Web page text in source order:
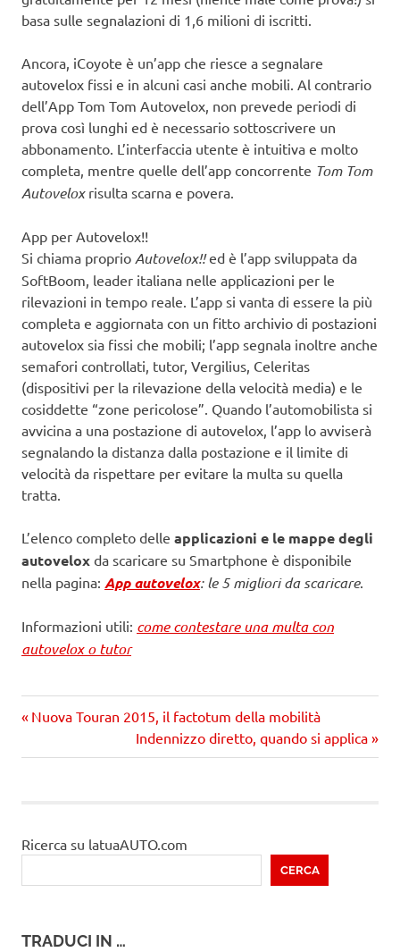
basa sulle segnalazioni di 1,6 milioni di iscritti.
Ancora, iCoyote è un’app che riesce a segnalare
autovelox fissi e in alcuni casi anche mobili. Al contrario
dell’App Tom Tom Autovelox, non prevede periodi di
prova così lunghi ed è necessario sottoscrivere un
abbonamento. L’interfaccia utente è intuitiva e molto
completa, mentre quelle dell’app concorrente Tom Tom
Autovelox risulta scarna e povera.
App per Autovelox!!
Si chiama proprio Autovelox!!ed è l’app sviluppata da
SoftBoom, leader italiana nelle applicazioni per le
rilevazioni in tempo reale. L’app si vanta di essere la più
completa e aggiornata con un fitto archivio di postazioni
autovelox sia fissi che mobili; l’app segnala inoltre anche
semafori controllati, tutor, Vergilius, Celeritas
(dispositivi per la rilevazione della velocità media) e le
cosiddette “zone pericolose”. Quando l’automobilista si
avvicina a una postazione di autovelox, l’app lo avviserà
segnalando la distanza dalla postazione e il limite di
velocità da rispettare per evitare la multa su quella
tratta.
L’elenco completo delle applicazioni e le mappe degli
autovelox da scaricare su Smartphone è disponibile
nella pagina: App autovelox: le 5 migliori da scaricare.
Informazioni utili: come contestare una multa con
autovelox o tutor
Navigazione
articoli
Precedente
Nuova Touran 2015, il factotum della mobilità
Prossimo
articolo
Indennizzo diretto, quando si applica
Ricerca su latuaAUTO.com
CERCA
TRADUCI IN …